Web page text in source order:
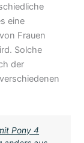
eine
Frauen
Solche
der
Pony 4